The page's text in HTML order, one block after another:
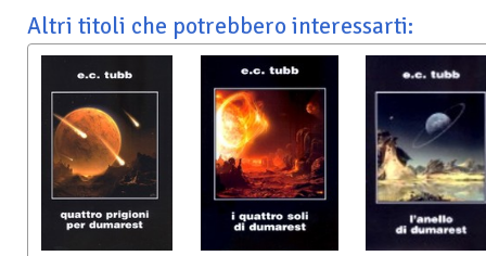
Altri titoli che potrebbero interessarti: